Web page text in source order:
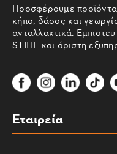
Προσφέρουμε
κήπο, δάσος και
ανταλλακτικά.
STIHL και άριστη
Εταιρεία